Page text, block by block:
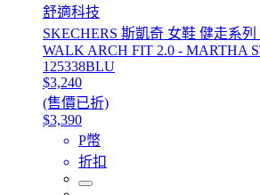
舒適科技
SKECHERS 斯凱奇 女鞋 健走系
WALK ARCH FIT 2.0 - MARTHA
125338BLU
$3,240
(售價已折)
$3,390
P幣
折扣